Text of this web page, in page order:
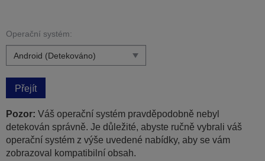
Operační systém:
Přejít
Pozor: Váš operační systém pravděpodobně nebyl
detekován správně. Je důležité, abyste ručně vybrali váš
operační systém z výše uvedené nabídky, aby se vám
zobrazoval kompatibilní obsah.